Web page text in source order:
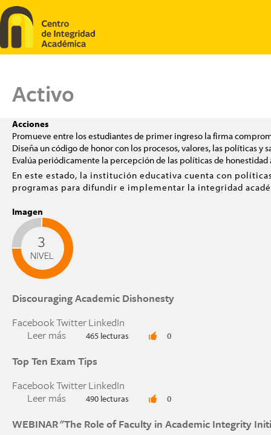
Pasar al contenido principal
Activo
Acciones
Promueve entre los estudiantes de primer ingreso la firma
Diseña un código de honor con los procesos, valores, las políticas y
Evalúa periódicamente la percepción de las políticas de
En este estado, la institución educativa cuenta con
programas para difundir e implementar la integridad
Imagen
Discouraging Academic Dishonesty
FacebookTwitterLinkedIn
Leer más sobre Discouraging Academic Dishonesty
465 lecturas 0
Top Ten Exam Tips
FacebookTwitterLinkedIn
Leer más sobre Top Ten Exam Tips
490 lecturas 0
WEBINAR "The Role of Faculty in Academic Integrity